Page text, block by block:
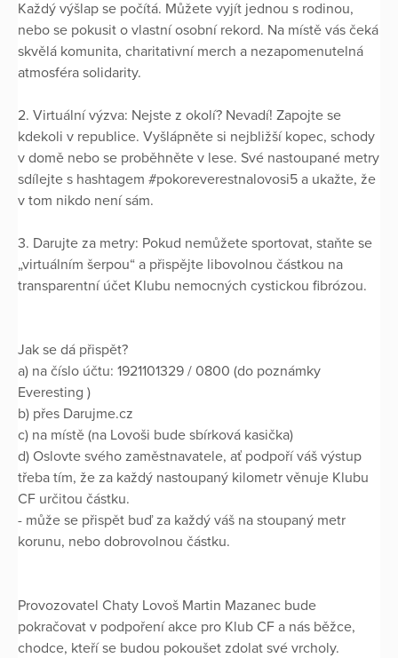
Každý výšlap se počítá. Můžete vyjít jednou s rodinou,
nebo se pokusit o vlastní osobní rekord. Na místě vás čeká
skvělá komunita, charitativní merch a nezapomenutelná
atmosféra solidarity.
2. Virtuální výzva: Nejste z okolí? Nevadí! Zapojte se
kdekoli v republice. Vyšlápněte si nejbližší kopec, schody
v domě nebo se proběhněte v lese. Své nastoupané metry
sdílejte s hashtagem #pokoreverestnalovosi5 a ukažte, že
v tom nikdo není sám.
3. Darujte za metry: Pokud nemůžete sportovat, staňte se
„virtuálním šerpou“ a přispějte libovolnou částkou na
transparentní účet Klubu nemocných cystickou fibrózou.
Jak se dá přispět?
a) na číslo účtu: 1921101329 / 0800 (do poznámky
Everesting )
b) přes Darujme.cz
c) na místě (na Lovoši bude sbírková kasička)
d) Oslovte svého zaměstnavatele, ať podpoří váš výstup
třeba tím, že za každý nastoupaný kilometr věnuje Klubu
CF určitou částku.
- může se přispět buď za každý váš na stoupaný metr
korunu, nebo dobrovolnou částku.
Provozovatel Chaty Lovoš Martin Mazanec bude
pokračovat v podpoření akce pro Klub CF a nás běžce,
chodce, kteří se budou pokoušet zdolat své vrcholy.